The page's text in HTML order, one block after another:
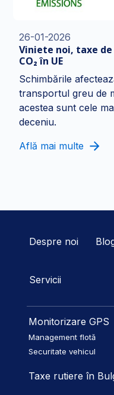
26-01-2026
Viniete noi, taxe
CO₂ în UE
Schimbările
transportul greu de
acestea sunt cele
deceniu.
Află mai multe
Despre noi
Servicii
Monitorizare GPS
Management flotă
Securitate vehicul
Taxe rutiere în